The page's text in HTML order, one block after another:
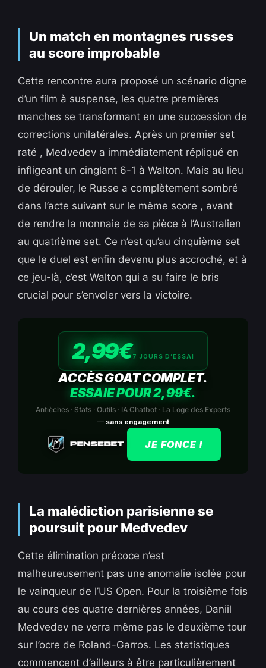
Un match en montagnes russes
au score improbable
Cette rencontre aura proposé un scénario digne
d’un film à suspense, les quatre premières
manches se transformant en une succession de
corrections unilatérales. Après un premier set
raté , Medvedev a immédiatement répliqué en
infligeant un cinglant 6-1 à Walton. Mais au lieu
de dérouler, le Russe a complètement sombré
dans l’acte suivant sur le même score , avant
de rendre la monnaie de sa pièce à l’Australien
au quatrième set. Ce n’est qu’au cinquième set
que le duel est enfin devenu plus accroché, et à
ce jeu-là, c’est Walton qui a su faire le bris
crucial pour s’envoler vers la victoire.
2,99€7 JOURS D’ESSAI
ACCÈS GOAT COMPLET.
ESSAIE POUR 2,99€.
Antièches · Stats · Outils · IA Chatbot · La Loge des Experts
— sans engagement
JE FONCE !
La malédiction parisienne se
poursuit pour Medvedev
Cette élimination précoce n’est
malheureusement pas une anomalie isolée pour
le vainqueur de l’US Open. Pour la troisième fois
au cours des quatre dernières années, Daniil
Medvedev ne verra même pas le deuxième tour
sur l’ocre de Roland-Garros. Les statistiques
commencent d’ailleurs à être particulièrement